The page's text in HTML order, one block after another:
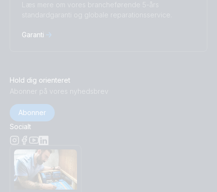
Læs mere om vores brancheførende 5-års
standardgaranti og globale reparationsservice.
Garanti
Hold dig orienteret
Abonner på vores nyhedsbrev
Abonner
Socialt